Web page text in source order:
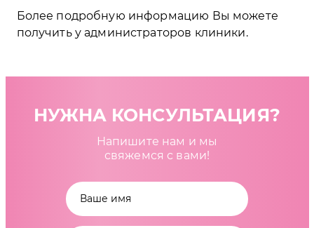
Более подробную информацию Вы можете
получить у администраторов клиники.
НУЖНА КОНСУЛЬТАЦИЯ?
Напишите нам и мы
свяжемся с вами!